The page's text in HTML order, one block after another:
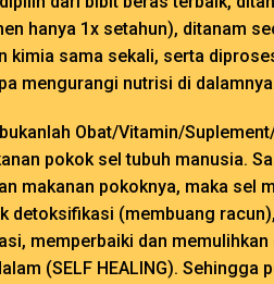
hanya 1x setahun), ditanam
kimia sama sekali, serta
mengurangi nutrisi di
Obat/Vitamin/
pokok sel tubuh manusia.
makanan pokoknya, maka sel
detoksifikasi (membuang
memperbaiki dan
(SELF HEALING). Sehingga